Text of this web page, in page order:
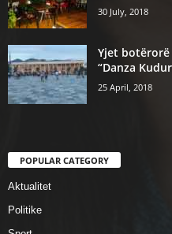
30 July, 2018
Yjet botërorë
“Danza
25 April, 2018
POPULAR CATEGORY
Aktualitet
Politike